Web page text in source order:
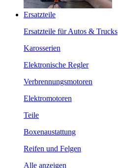
Ersatzteile
Ersatzteile für Autos & Trucks
Karosserien
Elektronische Regler
Verbrennungsmotoren
Elektromotoren
Teile
Boxenaustattung
Reifen und Felgen
Alle anzeigen